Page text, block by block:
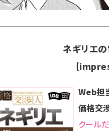
ネギリエの
［
Web担
価格交
クール